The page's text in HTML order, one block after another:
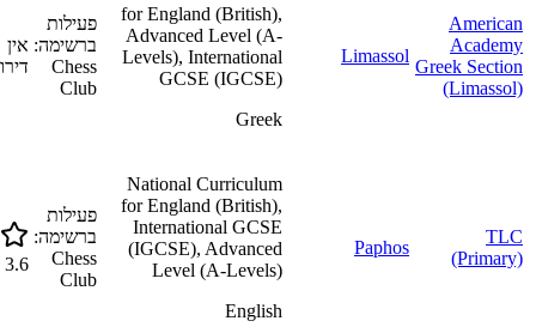
American
Academy
Greek Section
(Limassol)
Limassol
for England (British),
Advanced Level (A-
Levels), International
GCSE (IGCSE)
Greek
פעילות
ברשימה:
Chess
Club
אין
דירוג
TLC
(Primary)
Paphos
National Curriculum
for England (British),
International GCSE
(IGCSE), Advanced
Level (A-Levels)
English
פעילות
ברשימה:
Chess
Club
3.6